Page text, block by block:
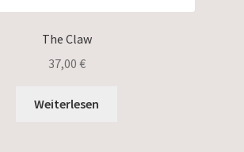
The Claw
37,00 €
Weiterlesen